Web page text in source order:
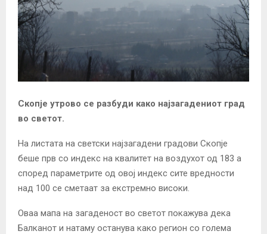
Скопје утрово се разбуди како најзагадениот град
во светот.
На листата на светски најзагадени градови Скопје
беше прв со индекс на квалитет на воздухот од 183 а
според параметрите од овој индекс сите вредности
над 100 се сметаат за екстремно високи.
Оваа мапа на загаденост во светот покажува дека
Балканот и натаму останува како регион со голема